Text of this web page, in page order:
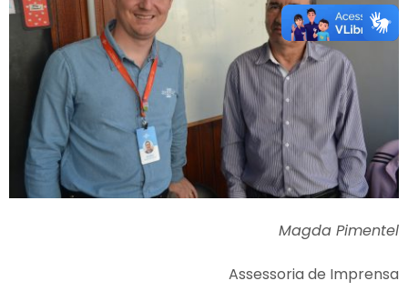
Magda Pimentel
Assessoria de Imprensa